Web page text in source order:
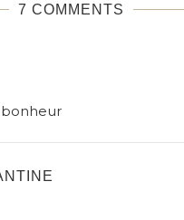
7 COMMENTS